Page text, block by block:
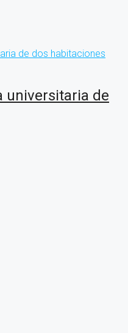
universitaria de